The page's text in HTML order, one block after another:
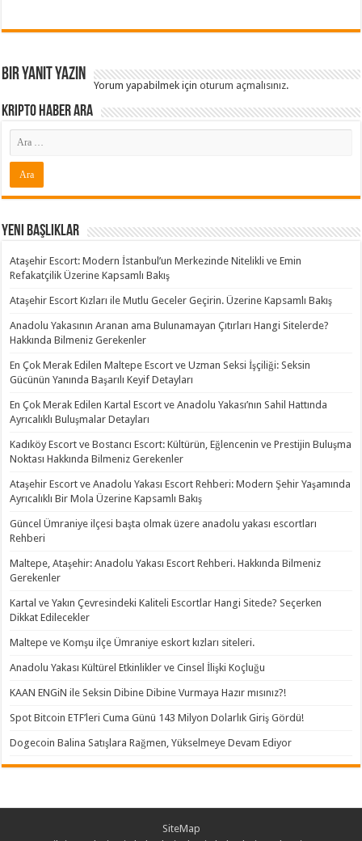
Bir yanıt yazın
Yorum yapabilmek içinoturum açmalısınız.
Kripto Haber ARA
Yeni Başlıklar
Ataşehir Escort: Modern İstanbul’un Merkezinde Nitelikli ve Emin
Refakatçilik Üzerine Kapsamlı Bakış
Ataşehir Escort Kızları ile Mutlu Geceler Geçirin. Üzerine Kapsamlı Bakış
Anadolu Yakasının Aranan ama Bulunamayan Çıtırları Hangi Sitelerde?
Hakkında Bilmeniz Gerekenler
En Çok Merak Edilen Maltepe Escort ve Uzman Seksi İşçiliği: Seksin
Gücünün Yanında Başarılı Keyif Detayları
En Çok Merak Edilen Kartal Escort ve Anadolu Yakası’nın Sahil Hattında
Ayrıcalıklı Buluşmalar Detayları
Kadıköy Escort ve Bostancı Escort: Kültürün, Eğlencenin ve Prestijin Buluşma
Noktası Hakkında Bilmeniz Gerekenler
Ataşehir Escort ve Anadolu Yakası Escort Rehberi: Modern Şehir Yaşamında
Ayrıcalıklı Bir Mola Üzerine Kapsamlı Bakış
Güncel Ümraniye ilçesi başta olmak üzere anadolu yakası escortları
Rehberi
Maltepe, Ataşehir: Anadolu Yakası Escort Rehberi. Hakkında Bilmeniz
Gerekenler
Kartal ve Yakın Çevresindeki Kaliteli Escortlar Hangi Sitede? Seçerken
Dikkat Edilecekler
Maltepe ve Komşu ilçe Ümraniye eskort kızları siteleri.
Anadolu Yakası Kültürel Etkinlikler ve Cinsel İlişki Koçluğu
KAAN ENGiN ile Seksin Dibine Dibine Vurmaya Hazır mısınız?!
Spot Bitcoin ETF’leri Cuma Günü 143 Milyon Dolarlık Giriş Gördü!
Dogecoin Balina Satışlara Rağmen, Yükselmeye Devam Ediyor
SiteMap